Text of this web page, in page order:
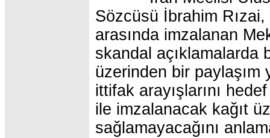
Sözcüsü İbrahim
arasında imzalanan
skandal açıklamalarda
üzerinden bir paylaşım
ittifak arayışlarını
ile imzalanacak kağıt
sağlamayacağını